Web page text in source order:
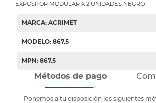
EXPOSITOR MODULAR X 2 UNIDADES NEGRO
MARCA: ACRIMET
MODELO: 867.5
MPN: 867.5
Métodos de pago
Ponemos a tu disposición los siguientes